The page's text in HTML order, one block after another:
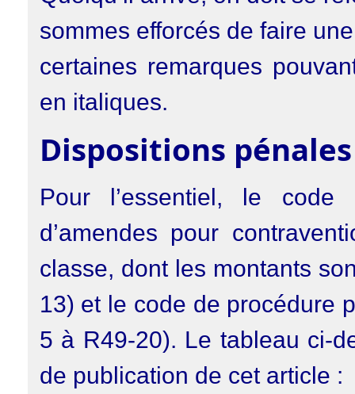
sommes efforcés de faire
certaines remarques
en italiques.
Dispositions pénales
Pour l’essentiel, le
d’amendes pour
classe, dont les montants
13) et le code de procédure
5 à R49-20). Le tableau ci-
de publication de cet article :